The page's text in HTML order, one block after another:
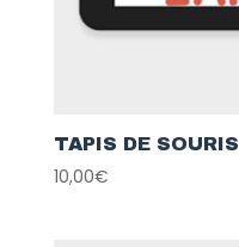
TAPIS DE SOURIS
10,00€